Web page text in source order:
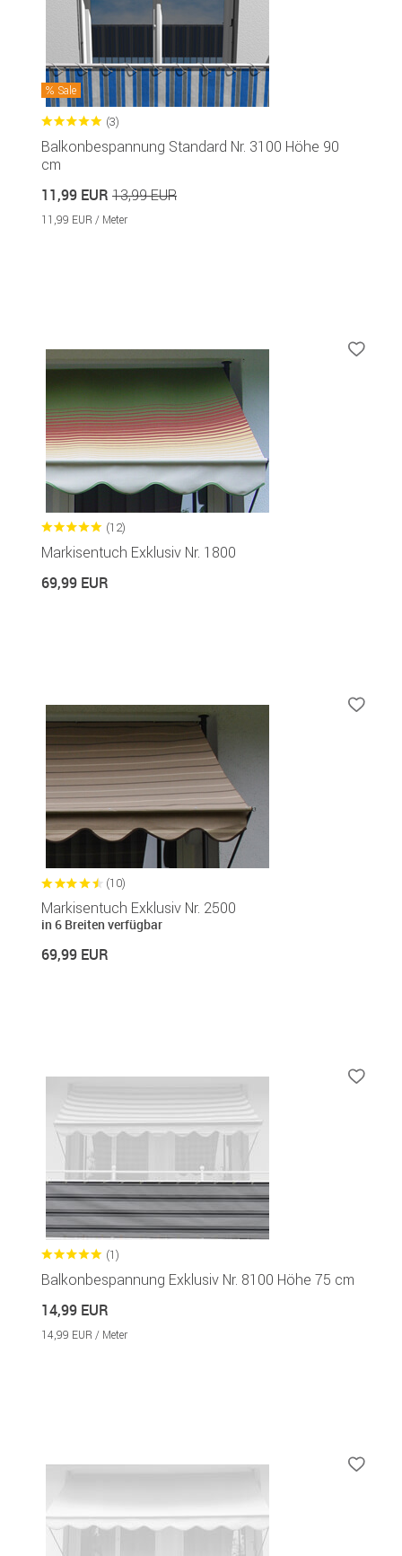
Sale
(3)
Balkonbespannung Standard Nr. 3100 Höhe 90
cm
11,99 EUR 13,99 EUR
11,99 EUR / Meter
(12)
Markisentuch Exklusiv Nr. 1800
69,99 EUR
(10)
Markisentuch Exklusiv Nr. 2500
in 6 Breiten verfügbar
69,99 EUR
(1)
Balkonbespannung Exklusiv Nr. 8100 Höhe 75 cm
14,99 EUR
14,99 EUR / Meter